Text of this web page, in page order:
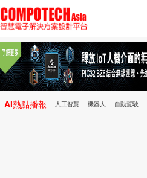
AI熱點播報 人工智慧 機器人 自動駕駛